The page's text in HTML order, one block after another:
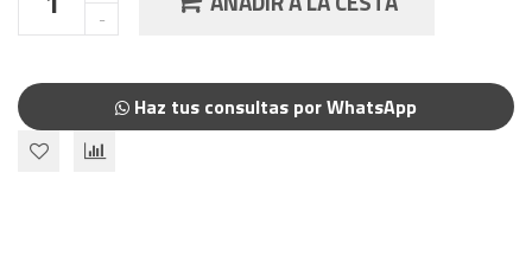
Haz tus consultas por WhatsApp